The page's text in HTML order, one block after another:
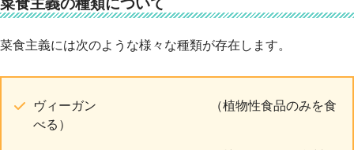
菜食主義の種類について
菜食主義には次のような様々な種類が存在します。
ヴィーガン （植物性食品のみを食
べる）